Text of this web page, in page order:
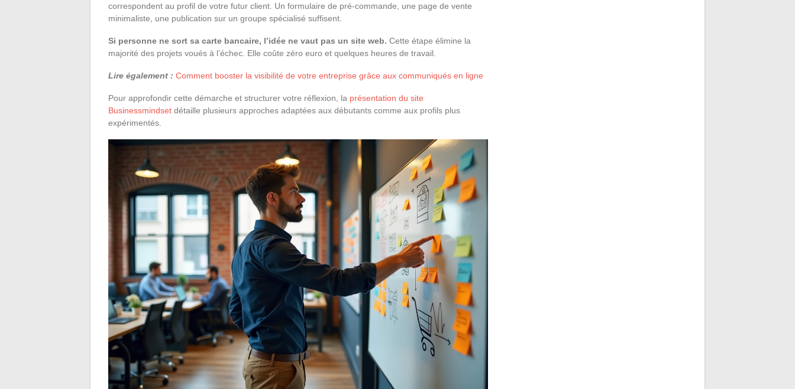
correspondent au profil de votre futur client. Un formulaire de pré-commande, une page de vente
minimaliste, une publication sur un groupe spécialisé suffisent.
Si personne ne sort sa carte bancaire, l’idée ne vaut pas un site web. Cette étape élimine la
majorité des projets voués à l’échec. Elle coûte zéro euro et quelques heures de travail.
Lire également : Comment booster la visibilité de votre entreprise grâce aux communiqués en ligne
Pour approfondir cette démarche et structurer votre réflexion, la présentation du site
Businessmindset détaille plusieurs approches adaptées aux débutants comme aux profils plus
expérimentés.